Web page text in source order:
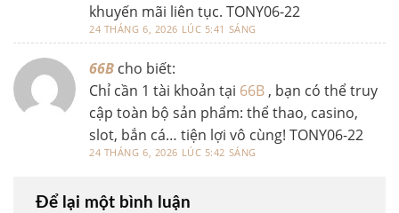
khuyến mãi liên tục. TONY06-22
24 THÁNG 6, 2026 LÚC 5:41 SÁNG
66B cho biết:
Chỉ cần 1 tài khoản tại 66B , bạn có thể truy
cập toàn bộ sản phẩm: thể thao, casino,
slot, bắn cá… tiện lợi vô cùng! TONY06-22
24 THÁNG 6, 2026 LÚC 5:42 SÁNG
Để lại một bình luận